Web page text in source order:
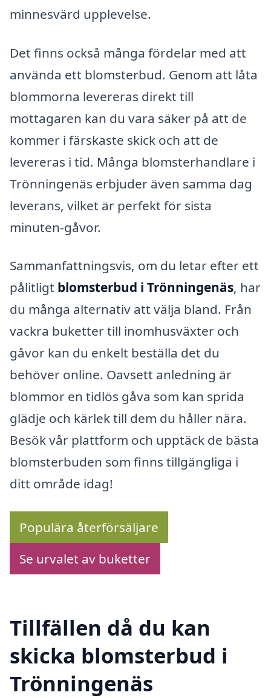
minnesvärd upplevelse.
Det finns också många fördelar med att
använda ett blomsterbud. Genom att låta
blommorna levereras direkt till
mottagaren kan du vara säker på att de
kommer i färskaste skick och att de
levereras i tid. Många blomsterhandlare i
Trönningenäs erbjuder även samma dag
leverans, vilket är perfekt för sista
minuten-gåvor.
Sammanfattningsvis, om du letar efter ett
pålitligt blomsterbud i Trönningenäs, har
du många alternativ att välja bland. Från
vackra buketter till inomhusväxter och
gåvor kan du enkelt beställa det du
behöver online. Oavsett anledning är
blommor en tidlös gåva som kan sprida
glädje och kärlek till dem du håller nära.
Besök vår plattform och upptäck de bästa
blomsterbuden som finns tillgängliga i
ditt område idag!
Populära återförsäljare
Se urvalet av buketter
Tillfällen då du kan
skicka blomsterbud i
Trönningenäs